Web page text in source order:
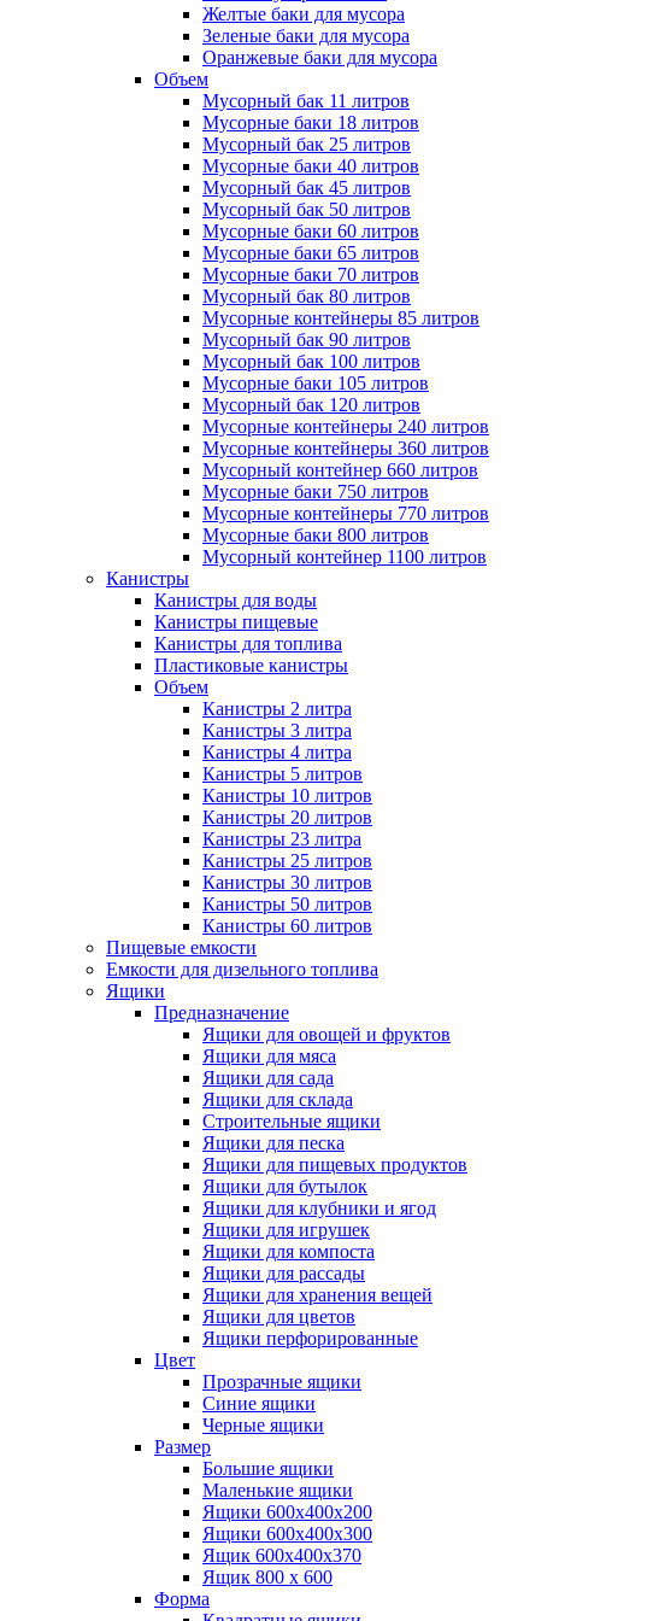
Желтые баки для мусора
Зеленые баки для мусора
Оранжевые баки для мусора
Объем
Мусорный бак 11 литров
Мусорные баки 18 литров
Мусорный бак 25 литров
Мусорные баки 40 литров
Мусорный бак 45 литров
Мусорный бак 50 литров
Мусорные баки 60 литров
Мусорные баки 65 литров
Мусорные баки 70 литров
Мусорный бак 80 литров
Мусорные контейнеры 85 литров
Мусорный бак 90 литров
Мусорный бак 100 литров
Мусорные баки 105 литров
Мусорный бак 120 литров
Мусорные контейнеры 240 литров
Мусорные контейнеры 360 литров
Мусорный контейнер 660 литров
Мусорные баки 750 литров
Мусорные контейнеры 770 литров
Мусорные баки 800 литров
Мусорный контейнер 1100 литров
Канистры
Канистры для воды
Канистры пищевые
Канистры для топлива
Пластиковые канистры
Объем
Канистры 2 литра
Канистры 3 литра
Канистры 4 литра
Канистры 5 литров
Канистры 10 литров
Канистры 20 литров
Канистры 23 литра
Канистры 25 литров
Канистры 30 литров
Канистры 50 литров
Канистры 60 литров
Пищевые емкости
Емкости для дизельного топлива
Ящики
Предназначение
Ящики для овощей и фруктов
Ящики для мяса
Ящики для сада
Ящики для склада
Строительные ящики
Ящики для песка
Ящики для пищевых продуктов
Ящики для бутылок
Ящики для клубники и ягод
Ящики для игрушек
Ящики для компоста
Ящики для рассады
Ящики для хранения вещей
Ящики для цветов
Ящики перфорированные
Цвет
Прозрачные ящики
Синие ящики
Черные ящики
Размер
Большие ящики
Маленькие ящики
Ящики 600х400х200
Ящики 600х400х300
Ящик 600х400х370
Ящик 800 х 600
Форма